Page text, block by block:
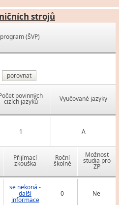
strojů
(ŠVP)
porovnat
povinných
cizích jazyků Vyučované jazyky
1 A
Přijímací
zkouška
Roční
školné
Možnost
studia pro
ZP
se nekoná -
další
informace
0 Ne